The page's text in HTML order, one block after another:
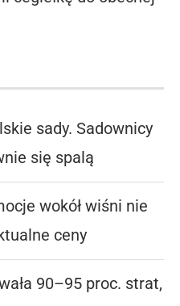
sady. Sadownicy
się spalą
wokół wiśni nie
ceny
90–95 proc. strat,